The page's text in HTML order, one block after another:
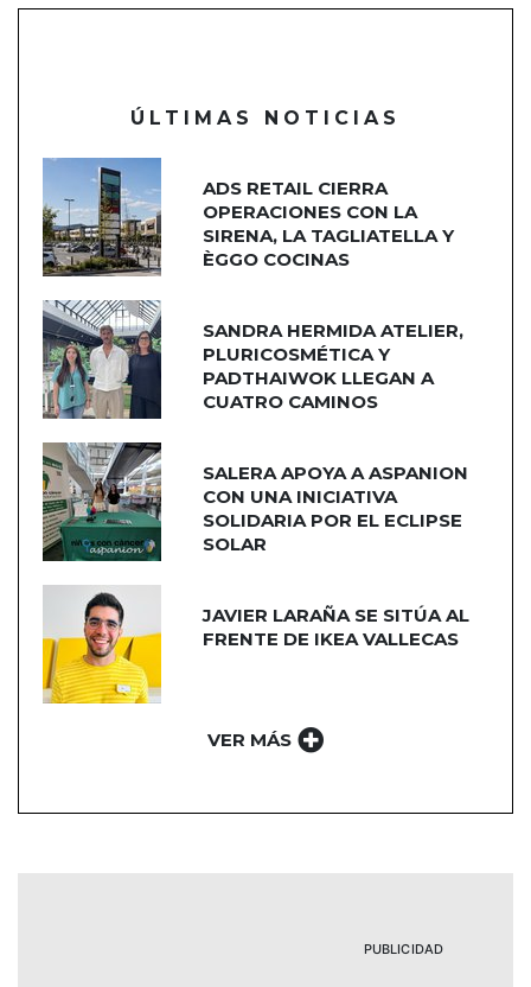
ÚLTIMAS NOTICIAS
ADS RETAIL CIERRA
OPERACIONES CON LA
SIRENA, LA TAGLIATELLA Y
ÈGGO COCINAS
SANDRA HERMIDA ATELIER,
PLURICOSMÉTICA Y
PADTHAIWOK LLEGAN A
CUATRO CAMINOS
SALERA APOYA A ASPANION
CON UNA INICIATIVA
SOLIDARIA POR EL ECLIPSE
SOLAR
JAVIER LARAÑA SE SITÚA AL
FRENTE DE IKEA VALLECAS
VER MÁS
PUBLICIDAD